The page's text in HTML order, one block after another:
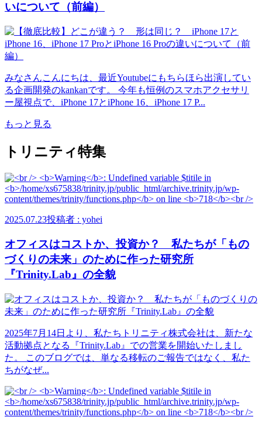
いについて（前編）
みなさんこんにちは、最近Youtubeにもちらほら出演してい
る企画開発のkankanです。 今年も恒例のスマホアクセサリ
ー屋視点で、iPhone 17とiPhone 16、iPhone 17 P...
もっと見る
トリニティ特集
2025.07.23投稿者 : yohei
オフィスはコストか、投資か？ 私たちが「もの
づくりの未来」のために作った研究所
『Trinity.Lab』の全貌
2025年7月14日より、私たちトリニティ株式会社は、新たな
活動拠点となる『Trinity.Lab』での営業を開始いたしまし
た。 このブログでは、単なる移転のご報告ではなく、私た
ちがなぜ...